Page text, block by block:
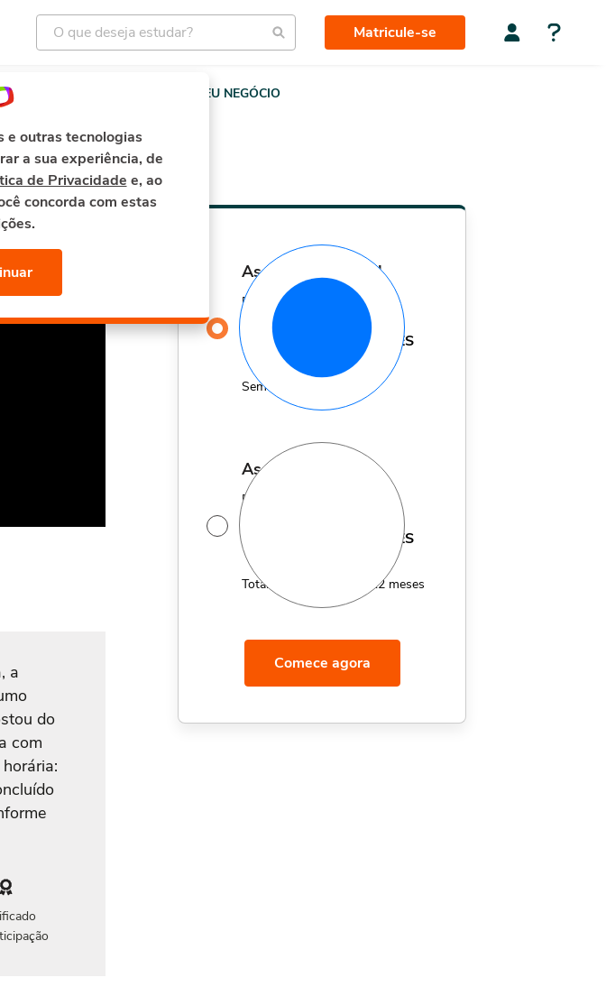
Matricule-se
E SEGURANÇA TERRA MEU NEGÓCIO
a
do
com
assinatura mensal
Por apenas
R$ 29,90 MÊS
Sem fidelidade
assinatura anual
Por apenas 12x de
R$ MÊS
Total de R$179,40 por 12 meses
Comece agora
e outras tecnologias
a sua experiência, de
de Privacidade e, ao
concorda com estas